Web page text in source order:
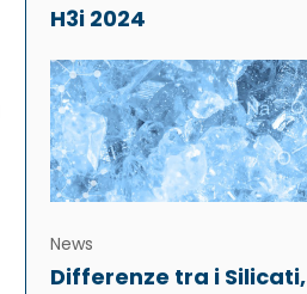
H3i 2024
News
Differenze tra i Silicati,